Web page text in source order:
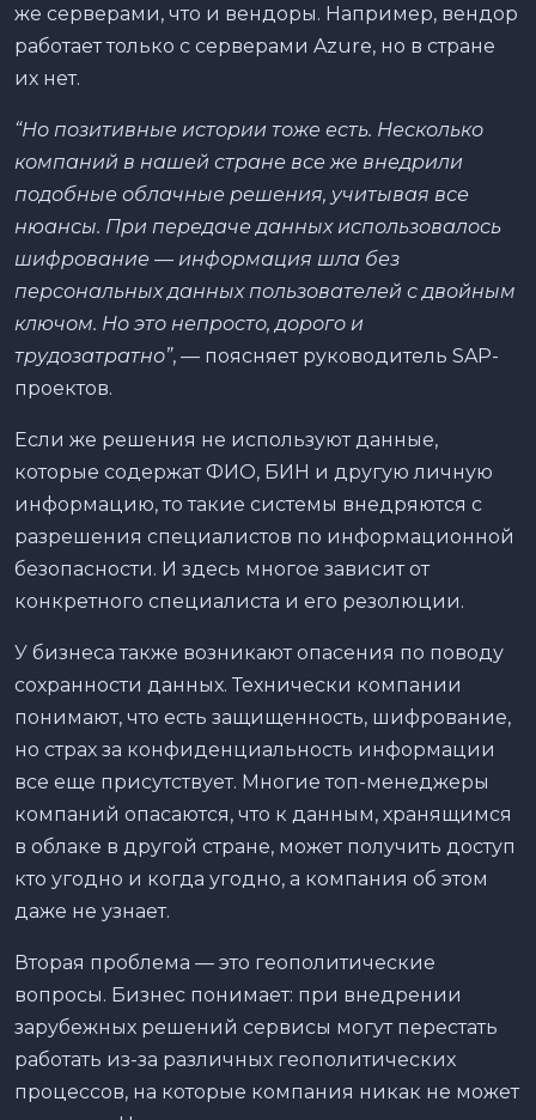
же серверами, что и вендоры. Например, вендор
работает только с серверами Azure, но в стране
их нет.
“Но позитивные истории тоже есть. Несколько
компаний в нашей стране все же внедрили
подобные облачные решения, учитывая все
нюансы. При передаче данных использовалось
шифрование — информация шла без
персональных данных пользователей с двойным
ключом. Но это непросто, дорого и
трудозатратно”, — поясняет руководитель SAP-
проектов.
Если же решения не используют данные,
которые содержат ФИО, БИН и другую личную
информацию, то такие системы внедряются с
разрешения специалистов по информационной
безопасности. И здесь многое зависит от
конкретного специалиста и его резолюции.
У бизнеса также возникают опасения по поводу
сохранности данных. Технически компании
понимают, что есть защищенность, шифрование,
но страх за конфиденциальность информации
все еще присутствует. Многие топ-менеджеры
компаний опасаются, что к данным, хранящимся
в облаке в другой стране, может получить доступ
кто угодно и когда угодно, а компания об этом
даже не узнает.
Вторая проблема — это геополитические
вопросы. Бизнес понимает: при внедрении
зарубежных решений сервисы могут перестать
работать из-за различных геополитических
процессов, на которые компания никак не может